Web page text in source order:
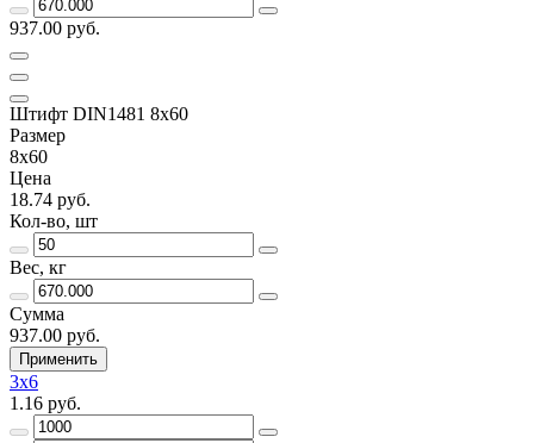
937.00 руб.
Штифт DIN1481 8х60
Размер
8х60
Цена
18.74 руб.
Кол-во, шт
Вес, кг
Сумма
937.00 руб.
Применить
3х6
1.16 руб.